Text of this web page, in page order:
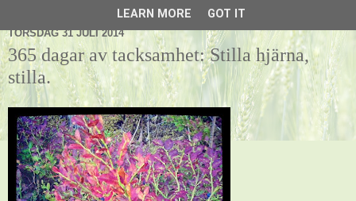
TORSDAG 31 JULI 2014
365 dagar av tacksamhet: Stilla hjärna,
stilla.
LEARN MORE GOT IT